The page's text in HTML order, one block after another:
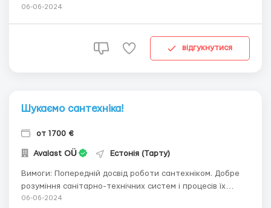
проходить у Тарту та його околицях. Умови роботи:
06-06-2024
відгукнутися
Шукаємо сантехніка!
от 1700 €
Avalast OÜ Естонія (Тарту)
Вимоги: Попередній досвід роботи сантехніком. Добре
розуміння санітарно-технічних систем і процесів їх
встановлення. Де працювати? Робота проводиться в
06-06-2024